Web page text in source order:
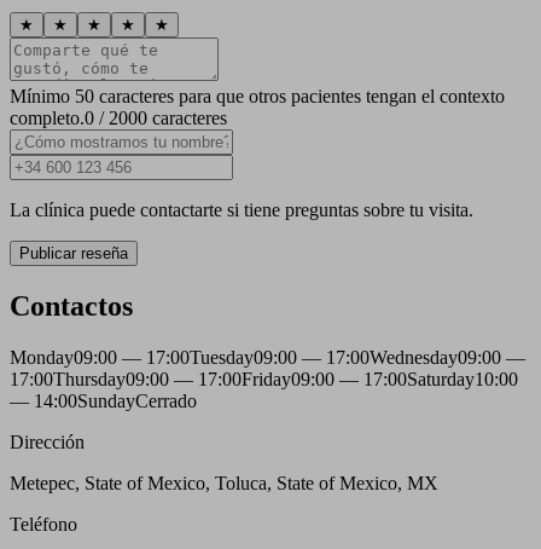
★ ★ ★ ★ ★
Mínimo 50 caracteres para que otros pacientes tengan el contexto
completo.0 / 2000 caracteres
La clínica puede contactarte si tiene preguntas sobre tu visita.
Publicar reseña
Contactos
Monday09:00 — 17:00Tuesday09:00 — 17:00Wednesday09:00 —
17:00Thursday09:00 — 17:00Friday09:00 — 17:00Saturday10:00
— 14:00SundayCerrado
Dirección
Metepec, State of Mexico, Toluca, State of Mexico, MX
Teléfono